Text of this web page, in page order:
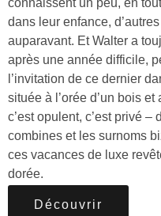
dans leur enfance,
auparavant. Et Walter a
après une année difficile,
l’invitation de ce dernier
située à l’orée d’un bois
c’est opulent, c’est privé
combines et les surnoms
ces vacances de luxe
dorée.
Découvrir